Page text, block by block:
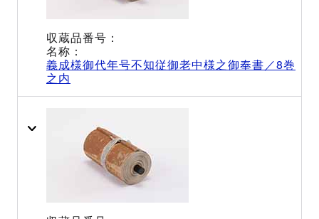
義成様御代年号不知従御老中様之御奉書／8巻
之内